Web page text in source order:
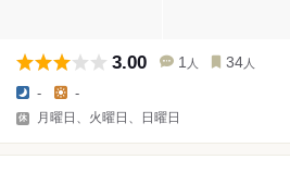
3.00 1 人 34 人
- -
月曜日、火曜日、日曜日